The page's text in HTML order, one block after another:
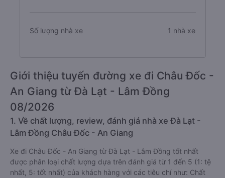
Số lượng nhà xe 1 nhà xe
Giới thiệu tuyến đường xe đi Châu Đốc -
An Giang từ Đà Lạt - Lâm Đồng
08/2026
1. Về chất lượng, review, đánh giá nhà xe Đà Lạt -
Lâm Đồng Châu Đốc - An Giang
Xe đi Châu Đốc - An Giang từ Đà Lạt - Lâm Đồng tốt nhất
được phân loại chất lượng dựa trên đánh giá từ 1 đến 5 (1: tệ
nhất, 5: tốt nhất) của khách hàng với các tiêu chí như: Chất